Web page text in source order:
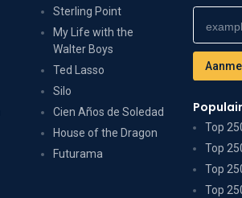
Sterling Point
My Life with the
Walter Boys
Ted Lasso
Silo
Cien Años de Soledad
House of the Dragon
Futurama
Top
Top
Top
Top